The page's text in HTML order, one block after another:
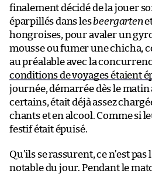
finalement décidé de la jouer
éparpillés dans lesbeergarten
hongroises, pour avaler un
mousse ou fumer une chicha,
au préalable avec la
conditions de voyages étaient
journée, démarrée dès le matin
certains, était déjà assez
chants et en alcool. Comme si
festif était épuisé.
Qu’ils se rassurent, ce n’est pas
notable du jour. Pendant le